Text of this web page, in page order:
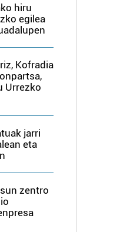
hiru
egilea
Kofradia
Urrezko
jarri
eta
zentro